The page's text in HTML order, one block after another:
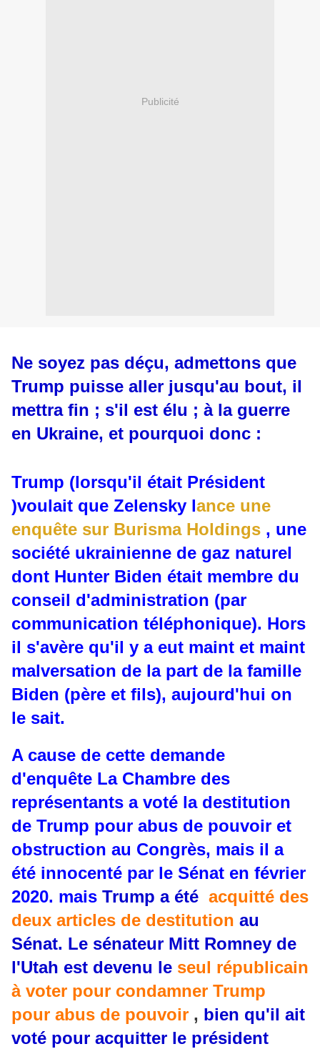
Publicité
Ne soyez pas déçu, admettons que
Trump puisse aller jusqu'au bout, il
mettra fin ; s'il est élu ; à la guerre
en Ukraine, et pourquoi donc :
Trump (lorsqu'il était Président
)voulait que Zelensky lance une
enquête sur Burisma Holdings , une
société ukrainienne de gaz naturel
dont Hunter Biden était membre du
conseil d'administration (par
communication téléphonique). Hors
il s'avère qu'il y a eut maint et maint
malversation de la part de la famille
Biden (père et fils), aujourd'hui on
le sait.
A cause de cette demande
d'enquête La Chambre des
représentants a voté la destitution
de Trump pour abus de pouvoir et
obstruction au Congrès, mais il a
été innocenté par le Sénat en février
2020. mais Trump a été acquitté des
deux articles de destitution au
Sénat. Le sénateur Mitt Romney de
l'Utah est devenu le seul républicain
à voter pour condamner Trump
pour abus de pouvoir , bien qu'il ait
voté pour acquitter le président